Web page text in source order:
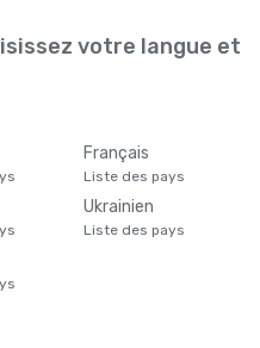
votre langue et
Français
Liste des pays
Ukrainien
Liste des pays